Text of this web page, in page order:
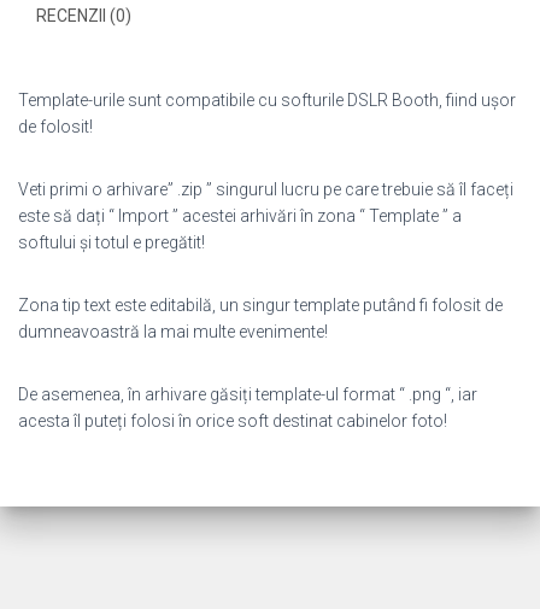
RECENZII (0)
Template-urile sunt compatibile cu softurile DSLR Booth, fiind ușor
de folosit!
Veti primi o arhivare” .zip ” singurul lucru pe care trebuie să îl faceți
este să dați “ Import ” acestei arhivări în zona “ Template ” a
softului și totul e pregătit!
Zona tip text este editabilă, un singur template putând fi folosit de
dumneavoastră la mai multe evenimente!
De asemenea, în arhivare găsiți template-ul format “ .png “, iar
acesta îl puteți folosi în orice soft destinat cabinelor foto!